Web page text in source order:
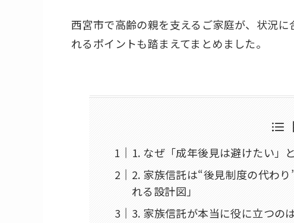
西宮市で高齢の親を支えるご家庭が、状況
れるポイントも踏まえてまとめました。
1. なぜ「成年後見は避けたい」
2. 家族信託は“後見制度の代わ
れる設計図」
3. 家族信託が本当に役に立つの